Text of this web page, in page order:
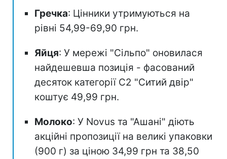
Гречка: Цінники утримуються на
рівні 54,99-69,90 грн.
Яйця: У мережі "Сільпо" оновилася
найдешевша позиція - фасований
десяток категорії С2 "Ситий двір"
коштує 49,99 грн.
Молоко: У Novus та "Ашані" діють
акційні пропозиції на великі упаковки
(900 г) за ціною 34,99 грн та 38,50